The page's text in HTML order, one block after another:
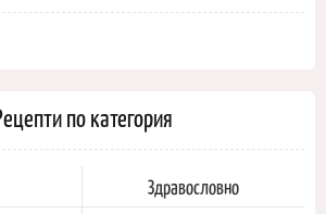
по категория
Здравословно